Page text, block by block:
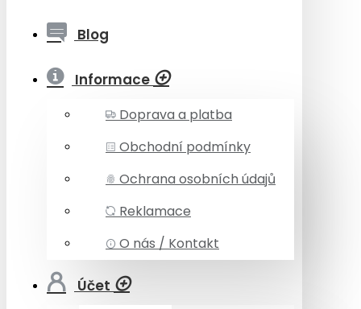
Blog
Informace
Doprava a platba
Obchodní podmínky
Ochrana osobních údajů
Reklamace
O nás / Kontakt
Účet